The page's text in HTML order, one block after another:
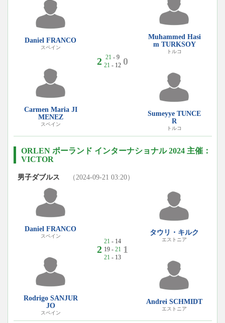
Daniel FRANCO
スペイン
Carmen Maria JI
MENEZ
スペイン
2 21 - 9
21 - 12 0
Muhammed Hasi
m TURKSOY
トルコ
Sumeyye TUNCE
R
トルコ
ORLEN ポーランド インターナショナル 2024 主催：
VICTOR
男子ダブルス （2024-09-21 03:20）
Daniel FRANCO
スペイン
Rodrigo SANJUR
JO
スペイン
2
21 - 14
19 - 21
21 - 13
1
タウリ・キルク
エストニア
Andrei SCHMIDT
エストニア